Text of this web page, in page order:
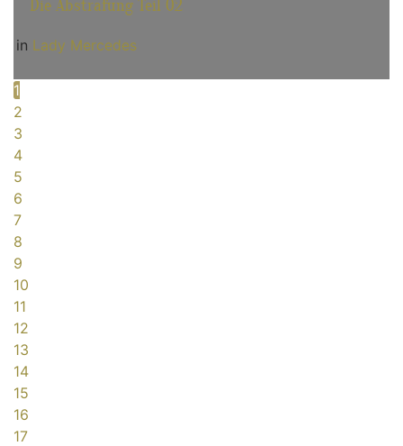
Die Abstrafung Teil 02
in Lady Mercedes
1
2
3
4
5
6
7
8
9
10
11
12
13
14
15
16
17